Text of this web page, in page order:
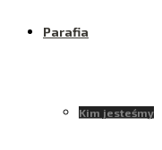
Parafia
Kim jesteśmy